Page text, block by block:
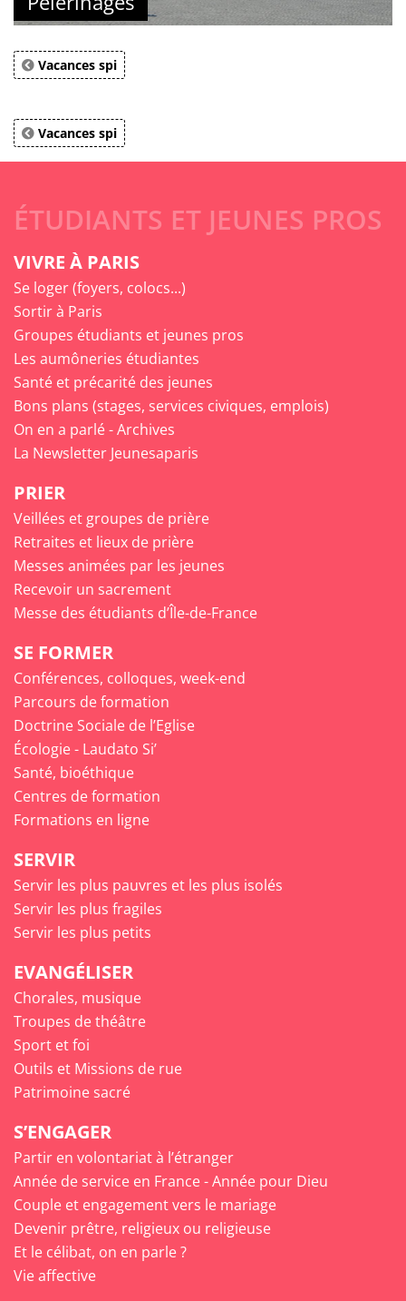
Vacances spi
Vacances spi
ÉTUDIANTS ET JEUNES PROS
VIVRE À PARIS
Se loger (foyers, colocs...)
Sortir à Paris
Groupes étudiants et jeunes pros
Les aumôneries étudiantes
Santé et précarité des jeunes
Bons plans (stages, services civiques, emplois)
On en a parlé - Archives
La Newsletter Jeunesaparis
PRIER
Veillées et groupes de prière
Retraites et lieux de prière
Messes animées par les jeunes
Recevoir un sacrement
Messe des étudiants d’Île-de-France
SE FORMER
Conférences, colloques, week-end
Parcours de formation
Doctrine Sociale de l’Eglise
Écologie - Laudato Si’
Santé, bioéthique
Centres de formation
Formations en ligne
SERVIR
Servir les plus pauvres et les plus isolés
Servir les plus fragiles
Servir les plus petits
EVANGÉLISER
Chorales, musique
Troupes de théâtre
Sport et foi
Outils et Missions de rue
Patrimoine sacré
S’ENGAGER
Partir en volontariat à l’étranger
Année de service en France - Année pour Dieu
Couple et engagement vers le mariage
Devenir prêtre, religieux ou religieuse
Et le célibat, on en parle ?
Vie affective